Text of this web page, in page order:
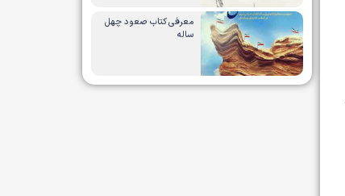
معرفی کتاب صعود چهل
ساله